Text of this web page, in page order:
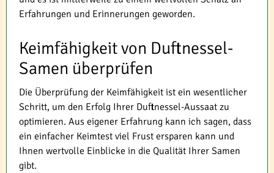
Erfahrungen und Erinnerungen geworden.
Keimfähigkeit von Duftnessel-
Samen überprüfen
Die Überprüfung der Keimfähigkeit ist ein wesentlicher
Schritt, um den Erfolg Ihrer Duftnessel-Aussaat zu
optimieren. Aus eigener Erfahrung kann ich sagen, dass
ein einfacher Keimtest viel Frust ersparen kann und
Ihnen wertvolle Einblicke in die Qualität Ihrer Samen
gibt.